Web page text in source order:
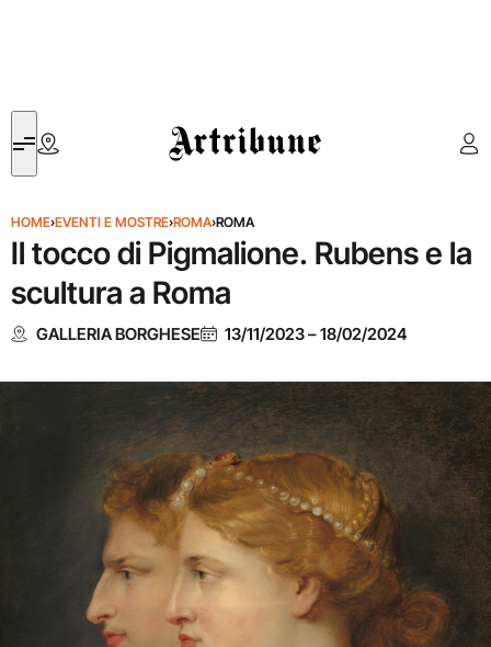
Artribune
HOME›EVENTI E MOSTRE›ROMA›ROMA
Il tocco di Pigmalione. Rubens e la
scultura a Roma
GALLERIA BORGHESE 13/11/2023–18/02/2024